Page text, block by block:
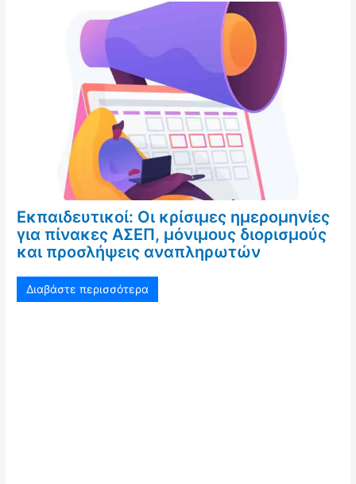
Εκπαιδευτικοί: Οι κρίσιμες ημερομηνίες
για πίνακες ΑΣΕΠ, μόνιμους διορισμούς
και προσλήψεις αναπληρωτών
Διαβάστε περισσότερα